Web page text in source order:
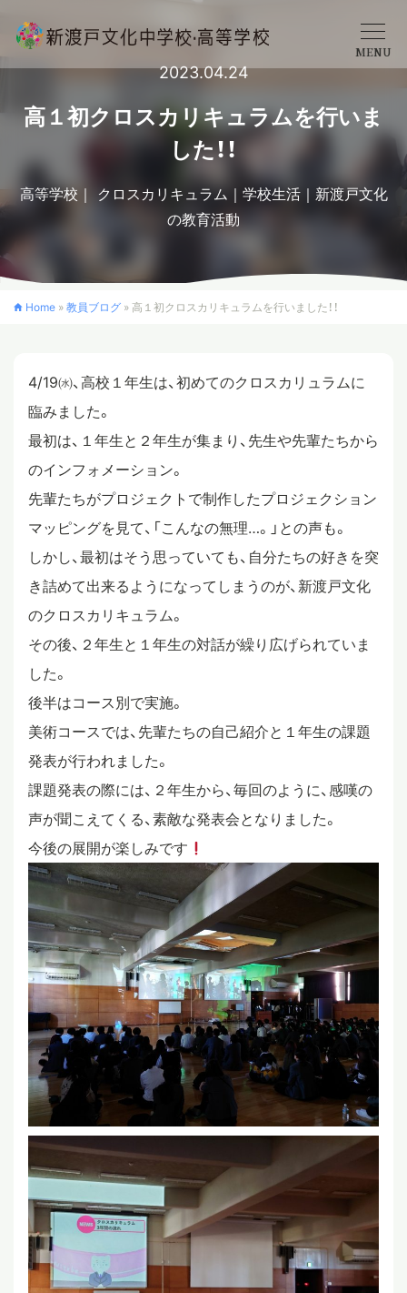
学校概要
中学校
高等学校
入学案内
クロスカリキュラム
スタディツアー
ニュース
教員ブログ
在校生・保護者・卒業生の方へ
MENU
2023.04.24
高１初クロスカリキュラムを行いま
した！！
高等学校 クロスカリキュラム 学校生活
新渡戸文化
の教育活動
Home » 教員ブログ » 高１初クロスカリキュラムを行いました！！
4/19㈬、高校１年生は、初めてのクロスカリュラムに
臨みました。
最初は、１年生と２年生が集まり、先生や先輩たちから
のインフォメーション。
先輩たちがプロジェクトで制作したプロジェクション
マッピングを見て、「こんなの無理…。」との声も。
しかし、最初はそう思っていても、自分たちの好きを突
き詰めて出来るようになってしまうのが、新渡戸文化
のクロスカリキュラム。
その後、２年生と１年生の対話が繰り広げられていま
した。
後半はコース別で実施。
美術コースでは、先輩たちの自己紹介と１年生の課題
発表が行われました。
課題発表の際には、２年生から、毎回のように、感嘆の
声が聞こえてくる、素敵な発表会となりました。
今後の展開が楽しみです